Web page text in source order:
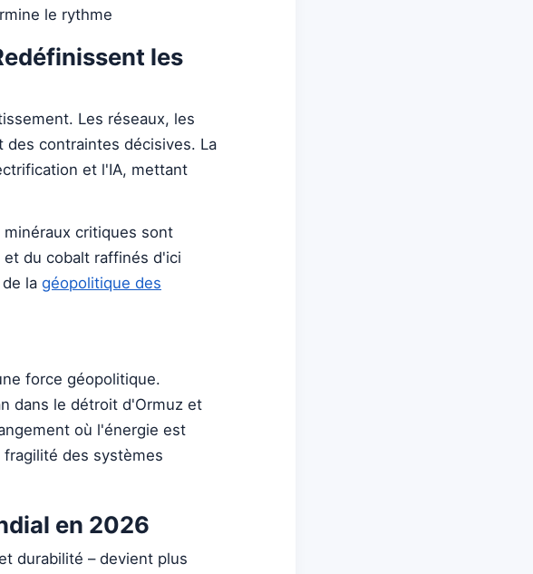
le rythme
les
Les réseaux, les
contraintes décisives. La
et l'IA, mettant
critiques sont
du cobalt raffinés d'ici
la géopolitique des
force géopolitique.
dans le détroit d'Ormuz et
où l'énergie est
des systèmes
en 2026
durabilité – devient plus